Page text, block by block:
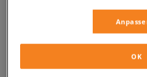
Moderne Sneaker im
Ein schadensresistentes Obermaterial
größten Vorteile der Sneaker aus der
OK